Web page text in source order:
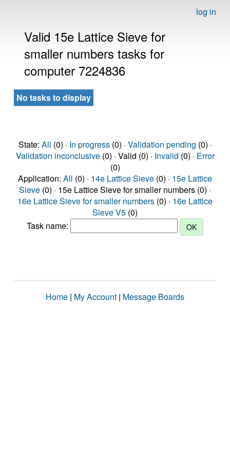
log in
Valid 15e Lattice Sieve for
smaller numbers tasks for
computer 7224836
No tasks to display
State: All (0) · In progress(0) · Validation pending (0) ·
Validation inconclusive(0) · Valid (0) · Invalid (0) · Error
(0)
Application: All (0) · 14e Lattice Sieve (0) · 15e Lattice
Sieve (0) · 15e Lattice Sieve for smaller numbers (0) ·
16e Lattice Sieve for smaller numbers (0) · 16e Lattice
Sieve V5 (0)
Task name:
Home | My Account | Message Boards